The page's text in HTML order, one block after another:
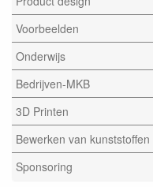
Voorbeelden
Onderwijs
Bedrijven-MKB
3D Printen
Bewerken van kunststoffen
Sponsoring